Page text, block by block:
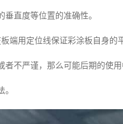
直度等位置的准确性。
端用定位线保证彩涂板自身的
者不严谨，那么可能后期的使